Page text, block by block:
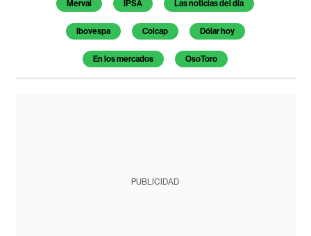
Merval IPSA Las noticias del día
Ibovespa Colcap Dólar hoy
En los mercados OsoToro
PUBLICIDAD